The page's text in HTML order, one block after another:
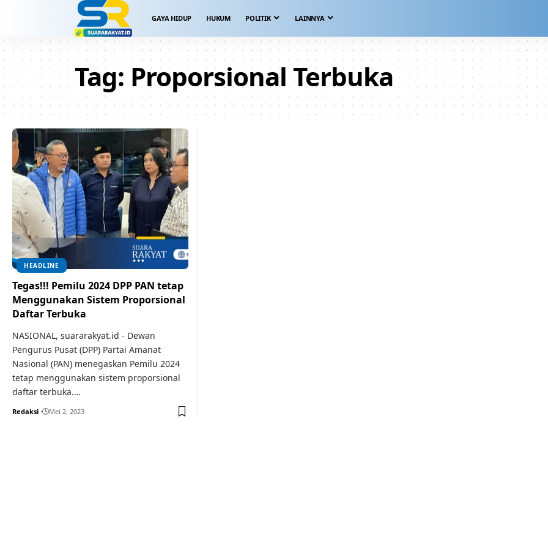
GAYA HIDUP HUKUM POLITIK LAINNYA
Tag: Proporsional Terbuka
HEADLINE
Tegas!!! Pemilu 2024 DPP PAN tetap
Menggunakan Sistem Proporsional
Daftar Terbuka
NASIONAL, suararakyat.id - Dewan
Pengurus Pusat (DPP) Partai Amanat
Nasional (PAN) menegaskan Pemilu 2024
tetap menggunakan sistem proporsional
daftar terbuka.…
Redaksi Mei 2, 2023